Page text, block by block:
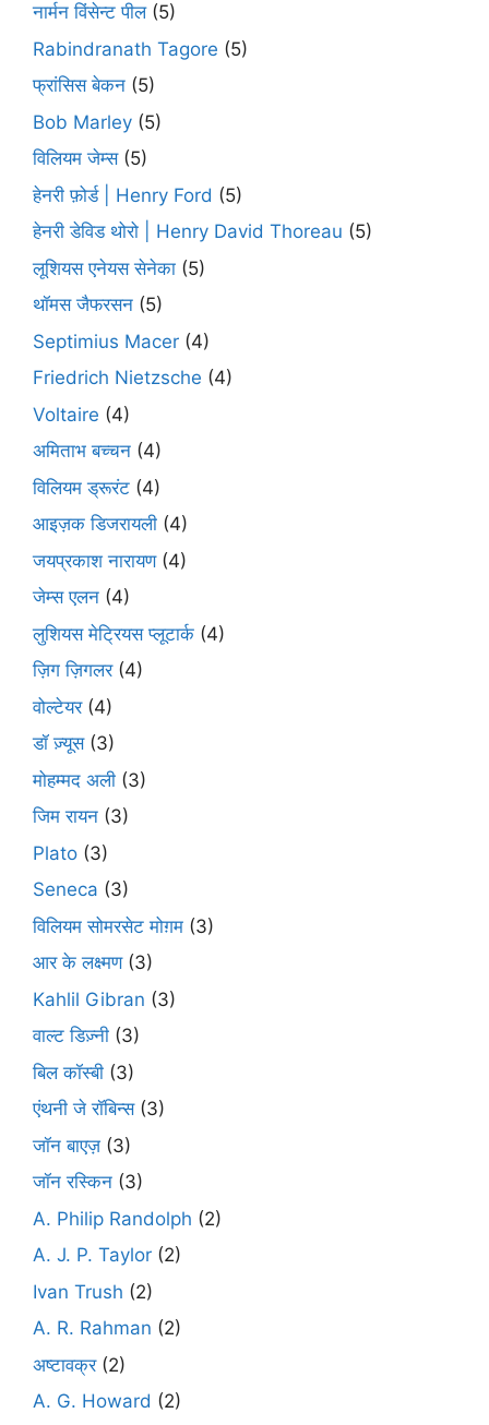
नार्मन विंसेन्ट पील(5)
Rabindranath Tagore (5)
फ्रांसिस बेकन (5)
Bob Marley (5)
विलियम जेम्स(5)
हेनरी फ़ोर्ड | Henry Ford (5)
हेनरी डेविड थोरो | Henry David Thoreau (5)
लूशियस एनेयस सेनेका (5)
थॉमस जैफरसन (5)
Septimius Macer (4)
Friedrich Nietzsche (4)
Voltaire (4)
अमिताभ बच्चन (4)
विलियम ड्रूरंट (4)
आइज़क डिजरायली (4)
जयप्रकाश नारायण(4)
जेम्स एलन (4)
लुशियस मेट्रियस प्लूटार्क (4)
ज़िग ज़िगलर(4)
वोल्टेयर(4)
डॉ ज़्यूस(3)
मोहम्मद अली (3)
जिम रायन (3)
Plato (3)
Seneca (3)
विलियम सोमरसेट मोग़म (3)
आर के लक्ष्मण(3)
Kahlil Gibran (3)
वाल्ट डिज़्नी (3)
बिल कॉस्बी (3)
एंथनी जे रॉबिन्स(3)
जॉन बाएज़ (3)
जॉन रस्किन (3)
A. Philip Randolph (2)
A. J. P. Taylor (2)
Ivan Trush (2)
A. R. Rahman (2)
अष्टावक्र(2)
A. G. Howard (2)